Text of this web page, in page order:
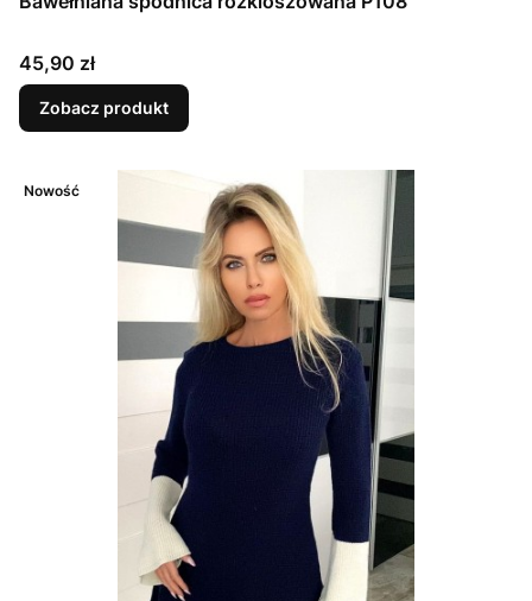
Cena
45,90 zł
Zobacz produkt
Nowość